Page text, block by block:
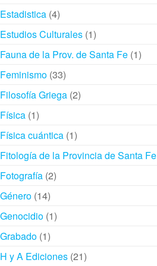
Estadistica 44
productos
Estudios Culturales 11
producto
Fauna de la Prov. de Santa Fe 11
Feminismo 3333
productos
Filosofía Griega 22
Física 11
producto
Física cuántica 11
producto
Fitología de la Provincia de Santa Fe
Fotografía 22
Género 1414
productos
Genocidio 11
Grabado 11
producto
H y A Ediciones 2121